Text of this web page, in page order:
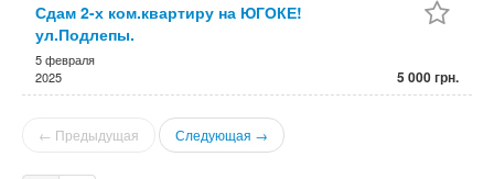
Сдам 2-х ком.квартиру на ЮГОКЕ!
ул.Подлепы.
5 февраля
2025
5 000 грн.
← Предыдущая Следующая →